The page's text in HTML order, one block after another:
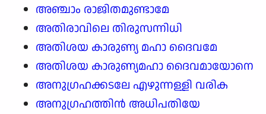
അഞ്ചാം രാജിതമുണ്ടാമേ
അതിരാവിലെ തിരുസന്നിധി
അതിശയ കാരുണ്യ മഹാ ദൈവമേ
അതിശയ കാരുണ്യമഹാ ദൈവമായോനെ
അനുഗ്രഹക്കടലേ എഴുന്നള്ളി വരിക
അനുഗ്രഹത്തിൻ അധിപതിയേ